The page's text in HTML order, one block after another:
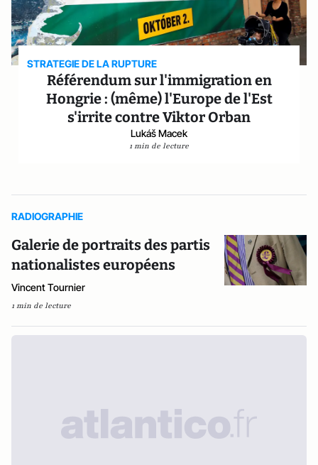
STRATEGIE DE LA RUPTURE
Référendum sur l'immigration en
Hongrie : (même) l'Europe de l'Est
s'irrite contre Viktor Orban
Lukáš Macek
1 min de lecture
RADIOGRAPHIE
Galerie de portraits des partis
nationalistes européens
Vincent Tournier
1 min de lecture